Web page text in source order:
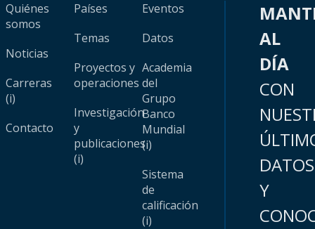
Quiénes
somos
Noticias
Carreras
(i)
Contacto
Países
Temas
Proyectos y
operaciones
Investigación
y
publicaciones
(i)
Eventos
Datos
Academia
del
Grupo
Banco
Mundial
(i)
Sistema
de
calificación
(i)
AL
DÍA
CON
DATOS
Y